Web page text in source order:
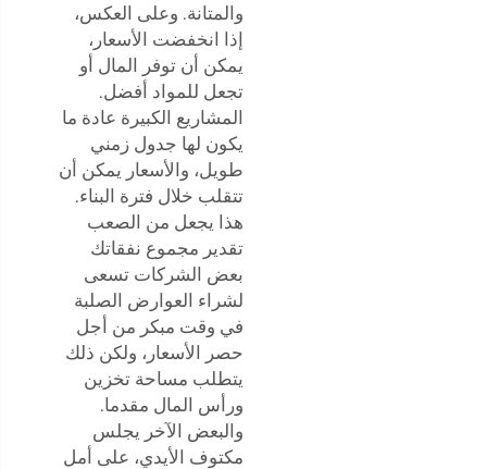
والمتانة. وعلى العكس،
إذا انخفضت الأسعار،
يمكن أن توفر المال أو
تجعل للمواد أفضل.
المشاريع الكبيرة عادة ما
يكون لها جدول زمني
طويل، والأسعار يمكن أن
تتقلب خلال فترة البناء.
هذا يجعل من الصعب
تقدير مجموع نفقاتك
بعض الشركات تسعى
لشراء العوارض الصلبة
في وقت مبكر من أجل
حصر الأسعار، ولكن ذلك
يتطلب مساحة تخزين
ورأس المال مقدما.
والبعض الآخر يجلس
مكتوف الأيدي، على أمل